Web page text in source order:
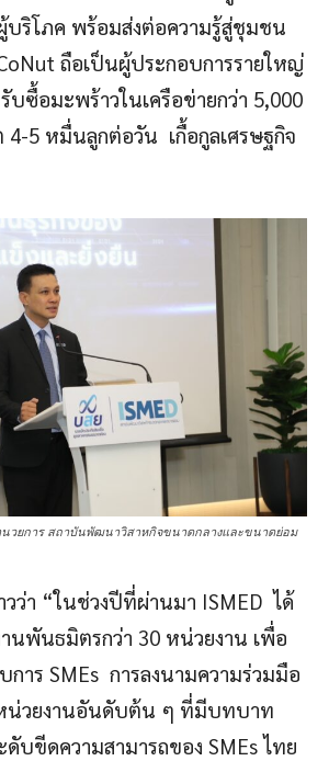
บริโภค พร้อมส่งต่อความรู้สู่ชุมชน
ถือเป็นผู้ประกอบการรายใหญ่
บซื้อมะพร้าวในเครือข่ายกว่า 5,000
4-5 หมื่นลูกต่อวัน เกื้อกูลเศรษฐกิจ
นวยการ สถาบันพัฒนาวิสาหกิจขนาดกลางและขนาดย่อม
วว่า “ในช่วงปีที่ผ่านมา ISMED ได้
นพันธมิตรกว่า 30 หน่วยงาน เพื่อ
าร SMEs การลงนามความร่วมมือ
น่วยงานอันดับต้น ๆ ที่มีบทบาท
บขีดความสามารถของ SMEs ไทย